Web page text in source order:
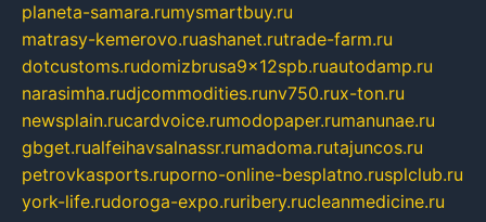
planeta-samara.rumysmartbuy.ru
matrasy-kemerovo.ruashanet.rutrade-farm.ru
dotcustoms.rudomizbrusa9x12spb.ruautodamp.ru
narasimha.rudjcommodities.runv750.rux-ton.ru
newsplain.rucardvoice.rumodopaper.rumanunae.ru
gbget.rualfeihavsalnassr.rumadoma.rutajuncos.ru
petrovkasports.ruporno-online-besplatno.rusplclub.ru
york-life.rudoroga-expo.ruribery.rucleanmedicine.ru